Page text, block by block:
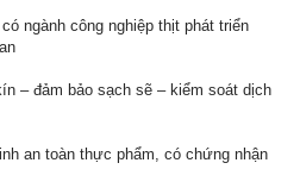
ngành công nghiệp thịt phát triển
– đảm bảo sạch sẽ – kiểm soát dịch
an toàn thực phẩm, có chứng nhận